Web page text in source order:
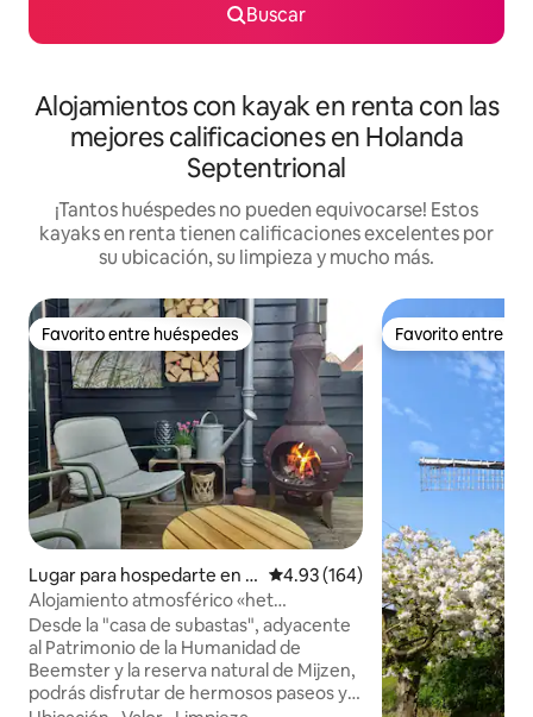
Buscar
Alojamientos con kayak en renta con las
mejores calificaciones en Holanda
Septentrional
¡Tantos huéspedes no pueden equivocarse! Estos
kayaks en renta tienen calificaciones excelentes por
su ubicación, su limpieza y mucho más.
Favorito entre huéspedes
Favorito entre huéspedes
Lugar para hospedarte en A
venhorn
Calificación promedio: 4.93 de
4.93 (164)
Alojamiento atmosférico «het
Veilinghuisje»
Desde la "casa de subastas", adyacente
al Patrimonio de la Humanidad de
Beemster y la reserva natural de Mijzen,
podrás disfrutar de hermosos paseos y
Favorito entre
Favorito entre